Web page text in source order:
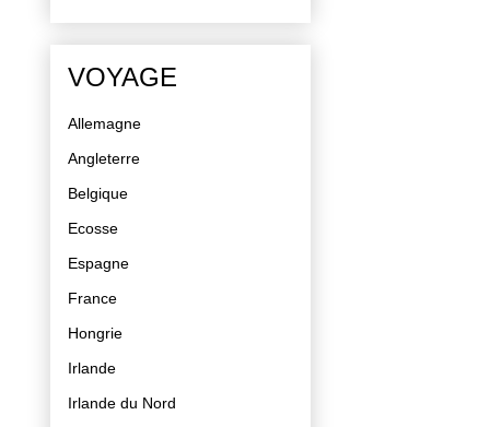
VOYAGE
Allemagne
Angleterre
Belgique
Ecosse
Espagne
France
Hongrie
Irlande
Irlande du Nord